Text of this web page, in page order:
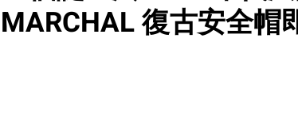
MARCHAL 復古安全帽